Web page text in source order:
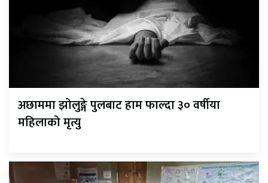
अछाममा झोलुङ्गे पुलबाट हाम फाल्दा ३० वर्षीया
महिलाको मृत्यु